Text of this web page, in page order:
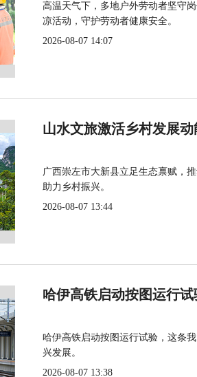
高温天气下，多地户外劳动者坚守
凉活动，守护劳动者健康安全。
2026-08-07 14:07
山水文旅激活乡村发展动
广西崇左市大新县立足生态禀赋，
助力乡村振兴。
2026-08-07 13:44
哈伊高铁启动按图运行试
哈伊高铁启动按图运行试验，这条
兴发展。
2026-08-07 13:38